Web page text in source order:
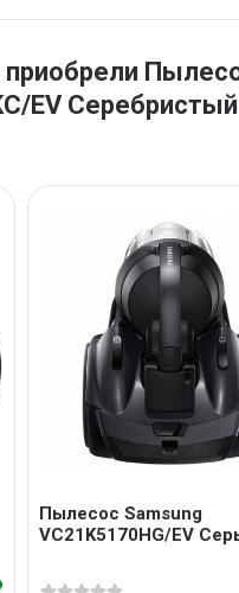
EV
Пылесос Samsung
VC21K5170HG/EV